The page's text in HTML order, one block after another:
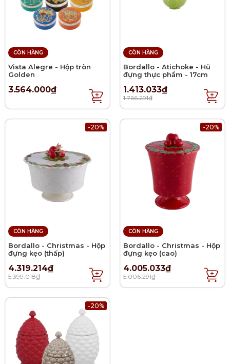
CÒN HÀNG
Vista Alegre - Hộp tròn
Golden
3.564.000₫
CÒN HÀNG
Bordallo - Atichoke - Hũ
đựng thực phẩm - 17cm
1.413.033₫
1.766.291₫
-20%
CÒN HÀNG
Bordallo - Christmas - Hộp
đựng kẹo (thấp)
4.319.214₫
5.399.018₫
-20%
CÒN HÀNG
Bordallo - Christmas - Hộp
đựng kẹo (cao)
4.005.033₫
5.006.291₫
-20%